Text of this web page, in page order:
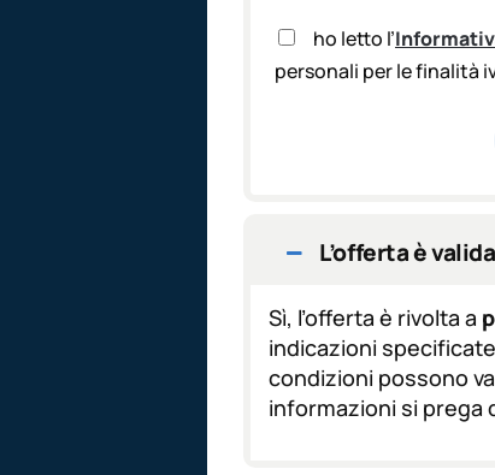
A
c
G
D
P
R
*
ho letto l’
personali per le finalità
L’offerta è
Sì, l’offerta è rivolta a
indicazioni
condizioni possono
informazioni si prega